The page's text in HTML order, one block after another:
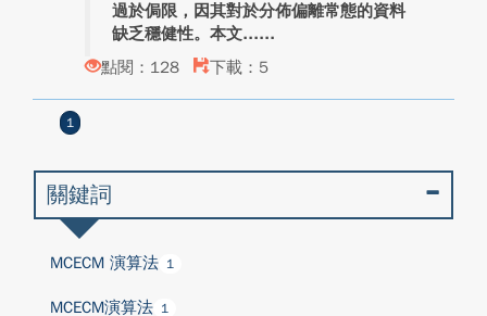
過於侷限，因其對於分佈偏離常態的資料
缺乏穩健性。本文...
點閱：128
下載：5
1
關鍵詞
MCECM 演算法 1
MCECM演算法 1